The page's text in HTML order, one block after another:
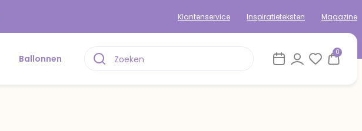
Klantenservice Inspiratieteksten Magazine
Ballonnen
0